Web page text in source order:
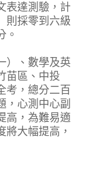
表達測驗，計
則採零到六級
。
）、數學及英
苗區、中投
考，總分二百
，心測中心副
高，為難易適
將大幅提高，